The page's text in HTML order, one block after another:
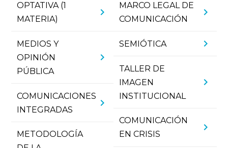
OPTATIVA (1
MATERIA)
chevron_right
MEDIOS Y
OPINIÓN
PÚBLICA
chevron_right
COMUNICACIONES
INTEGRADAS
chevron_right
METODOLOGÍA
MARCO LEGAL DE
COMUNICACIÓN
chevron_right
SEMIÓTICA chevron_right
TALLER DE
IMAGEN
INSTITUCIONAL
chevron_right
COMUNICACIÓN
EN CRISIS
chevron_right